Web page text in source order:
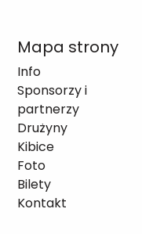
Mapa strony
Info
Sponsorzy i
partnerzy
Drużyny
Kibice
Foto
Bilety
Kontakt